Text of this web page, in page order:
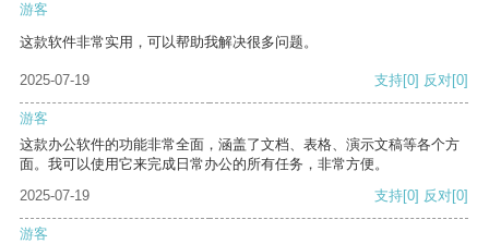
游客
这款软件非常实用，可以帮助我解决很多问题。
2025-07-19 支持[0] 反对[0]
游客
这款办公软件的功能非常全面，涵盖了文档、表格、演示文稿等各个方
面。我可以使用它来完成日常办公的所有任务，非常方便。
2025-07-19
支持[0] 反对[0]
游客